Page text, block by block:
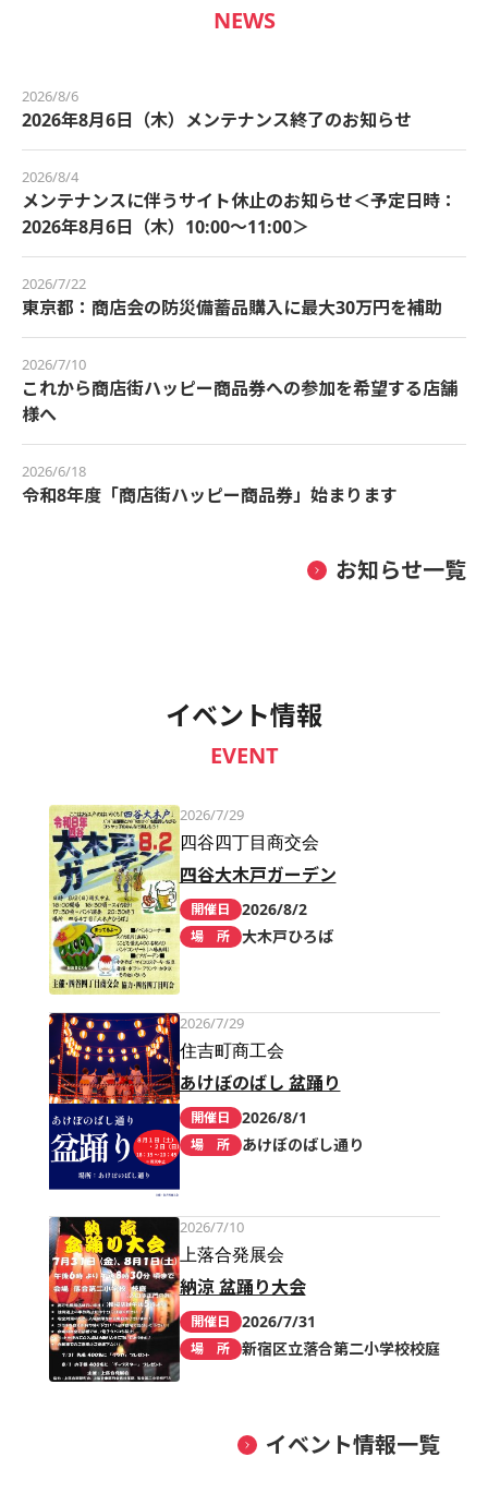
NEWS
2026/8/6
2026年8月6日（木）メンテナンス終了のお知らせ
2026/8/4
メンテナンスに伴うサイト休止のお知らせ＜予定日時：
2026年8月6日（木）10:00～11:00＞
2026/7/22
東京都：商店会の防災備蓄品購入に最大30万円を補助
2026/7/10
これから商店街ハッピー商品券への参加を希望する店舗
様へ
2026/6/18
令和8年度「商店街ハッピー商品券」始まります
お知らせ一覧
イベント情報
EVENT
2026/7/29
四谷四丁目商交会
四谷大木戸ガーデン
開催日 2026/8/2
場 所 大木戸ひろば
2026/7/29
住吉町商工会
あけぼのばし 盆踊り
開催日 2026/8/1
場 所 あけぼのばし通り
2026/7/10
上落合発展会
納涼 盆踊り大会
開催日 2026/7/31
場 所 新宿区立落合第二小学校校庭
イベント情報一覧